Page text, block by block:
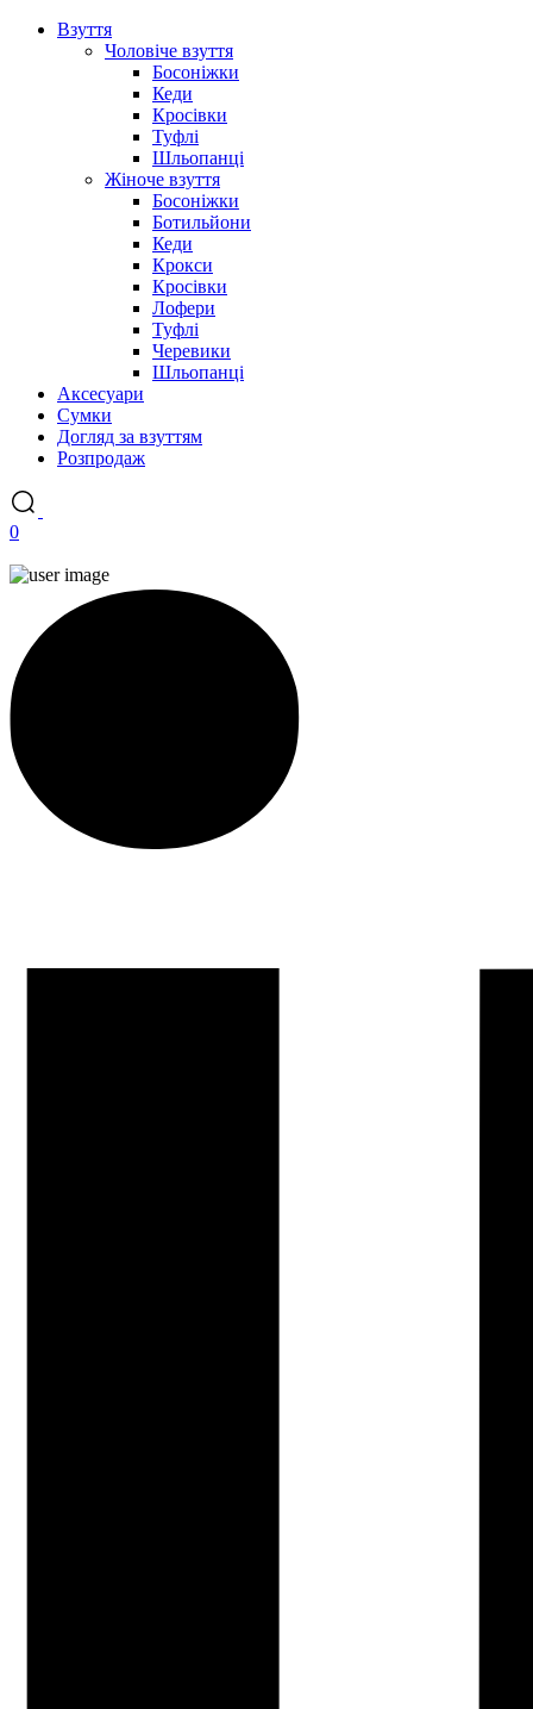
Взуття
Чоловіче взуття
Босоніжки
Кеди
Кросівки
Туфлі
Шльопанці
Жіноче взуття
Босоніжки
Ботильйони
Кеди
Крокси
Кросівки
Лофери
Туфлі
Черевики
Шльопанці
Аксесуари
Сумки
Догляд за взуттям
Розпродаж
0